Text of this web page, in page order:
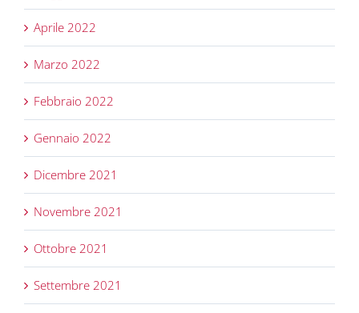
Aprile 2022
Marzo 2022
Febbraio 2022
Gennaio 2022
Dicembre 2021
Novembre 2021
Ottobre 2021
Settembre 2021